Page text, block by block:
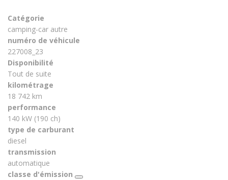
Catégorie
camping-car autre
numéro de véhicule
227008_23
Disponibilité
Tout de suite
kilométrage
18 742 km
performance
140 kW (190 ch)
type de carburant
diesel
transmission
automatique
classe d'émission